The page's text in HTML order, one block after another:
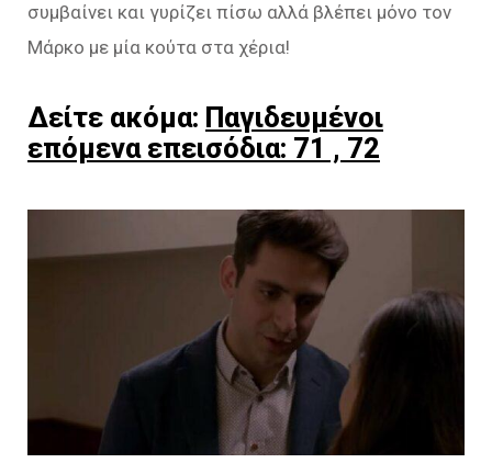
συμβαίνει και γυρίζει πίσω αλλά βλέπει μόνο τον
Μάρκο με μία κούτα στα χέρια!
Δείτε ακόμα: Παγιδευμένοι
επόμενα επεισόδια: 71 , 72